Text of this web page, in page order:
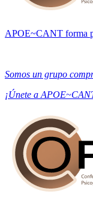
APOE~CANT forma
Somos un grupo
¡Únete a